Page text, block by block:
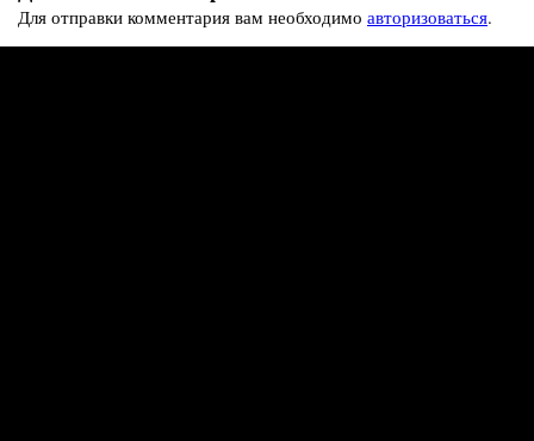
Для отправки комментария вам необходимо авторизоваться.